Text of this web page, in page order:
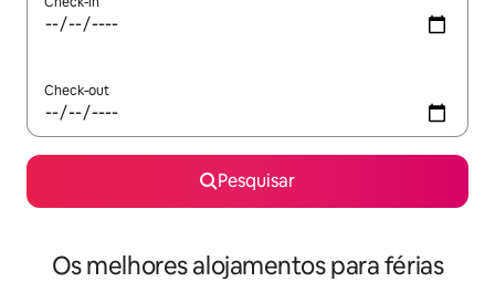
Check-out
Pesquisar
Os melhores alojamentos para férias